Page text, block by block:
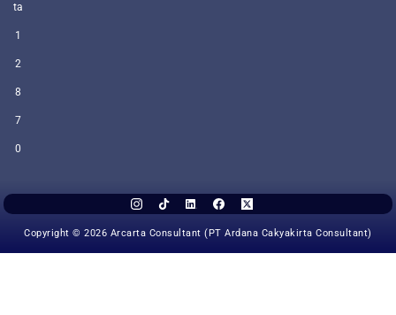
ta
1
2
8
7
0
Copyright © 2026 Arcarta Consultant (PT Ardana Cakyakirta Consultant)